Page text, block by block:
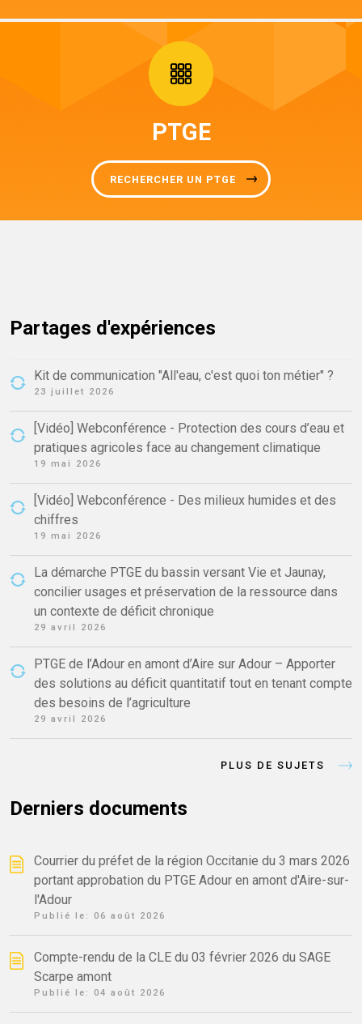
PTGE
RECHERCHER UN PTGE
Partages d'expériences
Kit de communication "All'eau, c'est quoi ton métier" ?
23 juillet 2026
[Vidéo] Webconférence - Protection des cours d’eau et
pratiques agricoles face au changement climatique
19 mai 2026
[Vidéo] Webconférence - Des milieux humides et des
chiffres
19 mai 2026
La démarche PTGE du bassin versant Vie et Jaunay,
concilier usages et préservation de la ressource dans
un contexte de déficit chronique
29 avril 2026
PTGE de l’Adour en amont d’Aire sur Adour – Apporter
des solutions au déficit quantitatif tout en tenant compte
des besoins de l’agriculture
29 avril 2026
PLUS DE SUJETS
Derniers documents
Courrier du préfet de la région Occitanie du 3 mars 2026
portant approbation du PTGE Adour en amont d'Aire-sur-
l'Adour
Publié le: 06 août 2026
Compte-rendu de la CLE du 03 février 2026 du SAGE
Scarpe amont
Publié le: 04 août 2026